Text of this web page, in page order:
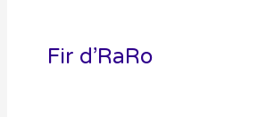
Fir d’RaRo